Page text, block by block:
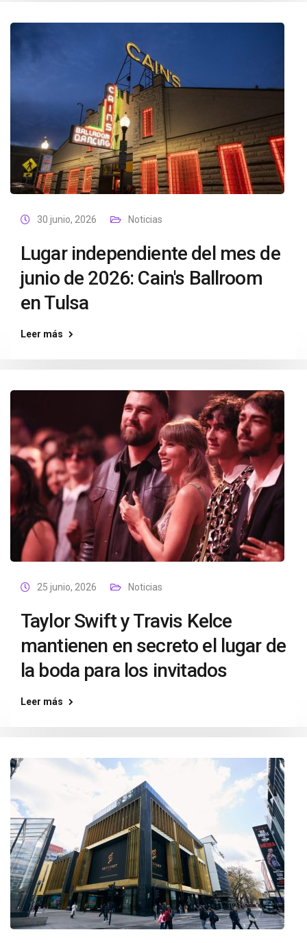
30 junio, 2026 Noticias
Lugar independiente del mes de
junio de 2026: Cain's Ballroom
en Tulsa
Leer más
25 junio, 2026 Noticias
Taylor Swift y Travis Kelce
mantienen en secreto el lugar de
la boda para los invitados
Leer más